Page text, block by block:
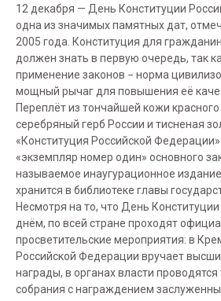
12 декабря — День Конституции
одна из значимых памятных дат,
2005 года. Конституция для
должен знать в первую очередь, так
применение законов − норма
мощный рычаг для повышения её
Переплёт из тончайшей кожи
серебряный герб России и тисненая
«Конституция Российской
«экземпляр номер один» основного
называемое инаугурационное
хранится в библиотеке главы
Несмотря на то, что День
днём, по всей стране проходят
просветительские мероприятия: в
Российской Федерации вручает
награды, в органах власти
собрания с награждением